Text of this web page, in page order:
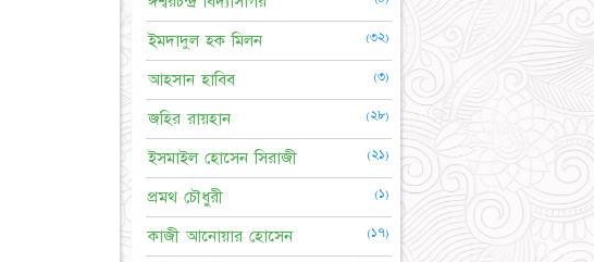
ইমদাদুল হক মিলন (৩২)
আহসান হাবিব (৩)
জহির রায়হান (২৮)
ইসমাইল হোসেন সিরাজী (২১)
প্রমথ চৌধুরী (১)
কাজী আনোয়ার হোসেন (১৭)